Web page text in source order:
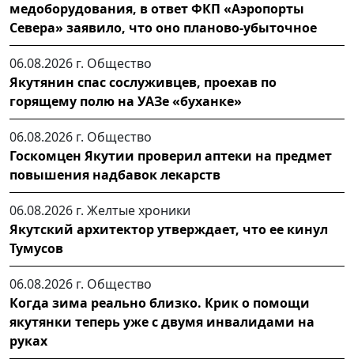
медоборудования, в ответ ФКП «Аэропорты
Севера» заявило, что оно планово-убыточное
06.08.2026 г. Общество
Якутянин спас сослуживцев, проехав по
горящему полю на УАЗе «буханке»
06.08.2026 г. Общество
Госкомцен Якутии проверил аптеки на предмет
повышения надбавок лекарств
06.08.2026 г. Желтые хроники
Якутский архитектор утверждает, что ее кинул
Тумусов
06.08.2026 г. Общество
Когда зима реально близко. Крик о помощи
якутянки теперь уже с двумя инвалидами на
руках